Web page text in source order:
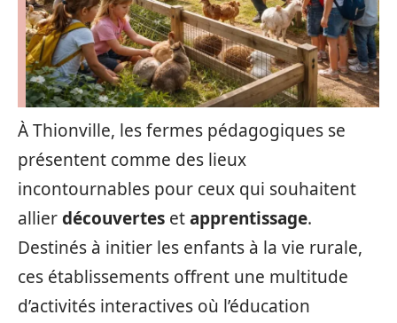
À Thionville, les fermes pédagogiques se
présentent comme des lieux
incontournables pour ceux qui souhaitent
allierdécouvertes etapprentissage.
Destinés à initier les enfants à la vie rurale,
ces établissements offrent une multitude
d’activités interactives où l’éducation